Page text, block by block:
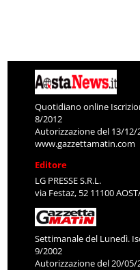
Quotidiano online
8/2012
Autorizzazione del 13/12/
www.gazzettamatin.com
Editore
LG PRESSE S.R.L.
via Festaz, 52 11100
Settimanale del Lunedì.
9/2002
Autorizzazione del 20/05/